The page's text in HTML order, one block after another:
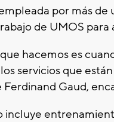
por más de
de UMOS para
hacemos es
servicios que
Ferdinand Gaud,
incluye